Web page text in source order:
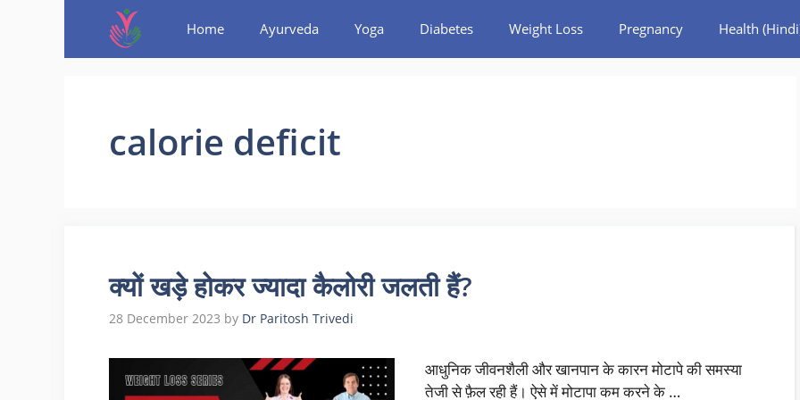
Home Ayurveda Yoga Diabetes Weight Loss Pregnancy Health
calorie deficit
क्यों खड़े होकर ज्यादा कैलोरी जलती हैं?
28 December 2023 by Dr Paritosh Trivedi
आधुनिक जीवनशैली और खानपान के कारन मोटापे की समस्या
तेजी से फ़ैल रही हैं। ऐसे में मोटापा कम करने के …